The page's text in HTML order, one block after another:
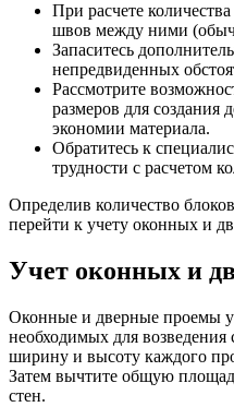
При расчете
швов между ними
Запаситесь
непредвиденных
Рассмотрите
размеров для создания
экономии материала.
Обратитесь к
трудности с расчетом
Определив количество
перейти к учету оконных и
Учет оконных и
Оконные и дверные проемы
необходимых для возведения
ширину и высоту каждого
Затем вычтите общую
стен.